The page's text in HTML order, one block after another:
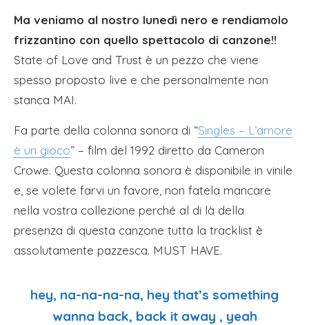
Ma veniamo al nostro lunedì nero e rendiamolo
frizzantino con quello spettacolo di canzone!!
State of Love and Trust è un pezzo che viene
spesso proposto live e che personalmente non
stanca MAI.
Fa parte della colonna sonora di “Singles – L’amore
è un gioco” – film del 1992 diretto da Cameron
Crowe. Questa colonna sonora è disponibile in vinile
e, se volete farvi un favore, non fatela mancare
nella vostra collezione perché al di là della
presenza di questa canzone tutta la tracklist è
assolutamente pazzesca. MUST HAVE.
hey, na-na-na-na, hey that’s something
wanna back, back it away , yeah